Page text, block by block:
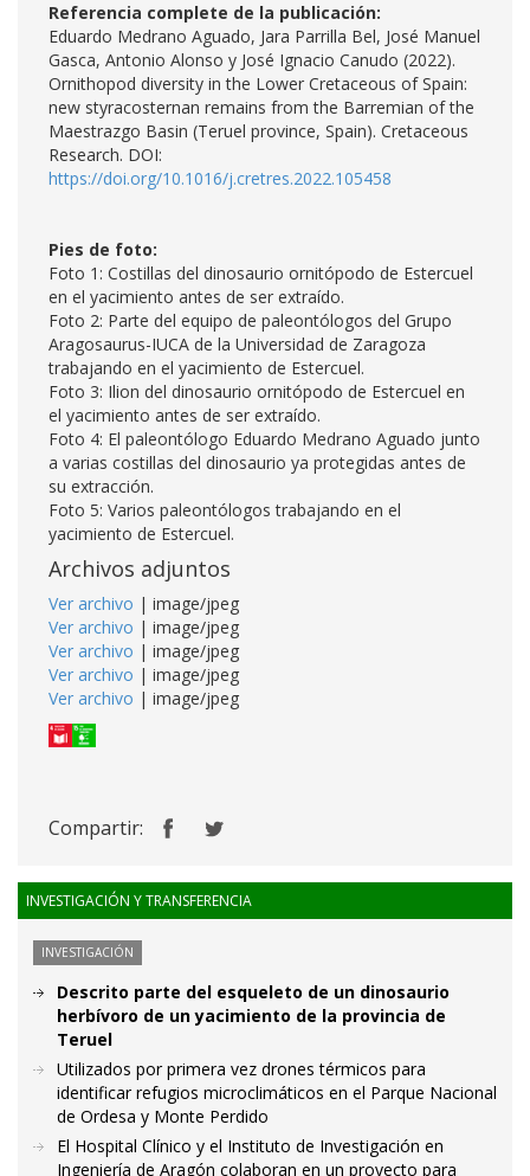
Referencia complete de la publicación:
Eduardo Medrano Aguado, Jara Parrilla Bel, José Manuel
Gasca, Antonio Alonso y José Ignacio Canudo (2022).
Ornithopod diversity in the Lower Cretaceous of Spain:
new styracosternan remains from the Barremian of the
Maestrazgo Basin (Teruel province, Spain). Cretaceous
Research. DOI:
https://doi.org/10.1016/j.cretres.2022.105458
Pies de foto:
Foto 1: Costillas del dinosaurio ornitópodo de Estercuel
en el yacimiento antes de ser extraído.
Foto 2: Parte del equipo de paleontólogos del Grupo
Aragosaurus-IUCA de la Universidad de Zaragoza
trabajando en el yacimiento de Estercuel.
Foto 3: Ilion del dinosaurio ornitópodo de Estercuel en
el yacimiento antes de ser extraído.
Foto 4: El paleontólogo Eduardo Medrano Aguado junto
a varias costillas del dinosaurio ya protegidas antes de
su extracción.
Foto 5: Varios paleontólogos trabajando en el
yacimiento de Estercuel.
Archivos adjuntos
Ver archivo | image/jpeg
Ver archivo | image/jpeg
Ver archivo | image/jpeg
Ver archivo | image/jpeg
Ver archivo | image/jpeg
Compartir:
INVESTIGACIÓN Y TRANSFERENCIA
INVESTIGACIÓN
Descrito parte del esqueleto de un dinosaurio
herbívoro de un yacimiento de la provincia de
Teruel
Utilizados por primera vez drones térmicos para
identificar refugios microclimáticos en el Parque Nacional
de Ordesa y Monte Perdido
El Hospital Clínico y el Instituto de Investigación en
Ingeniería de Aragón colaboran en un proyecto para